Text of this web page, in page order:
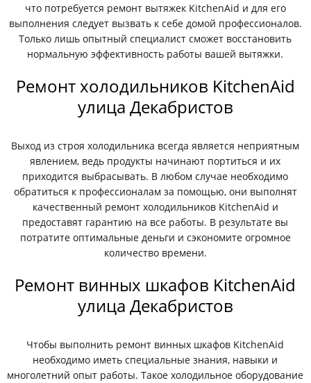
что потребуется ремонт вытяжек KitchenAid и для его
выполнения следует вызвать к себе домой профессионалов.
Только лишь опытный специалист сможет восстановить
нормальную эффективность работы вашей вытяжки.
Ремонт холодильников KitchenAid
улица Декабристов
Выход из строя холодильника всегда является неприятным
явлением, ведь продукты начинают портиться и их
приходится выбрасывать. В любом случае необходимо
обратиться к профессионалам за помощью, они выполнят
качественный ремонт холодильников KitchenAid и
предоставят гарантию на все работы. В результате вы
потратите оптимальные деньги и сэкономите огромное
количество времени.
Ремонт винных шкафов KitchenAid
улица Декабристов
Чтобы выполнить ремонт винных шкафов KitchenAid
необходимо иметь специальные знания, навыки и
многолетний опыт работы. Такое холодильное оборудование